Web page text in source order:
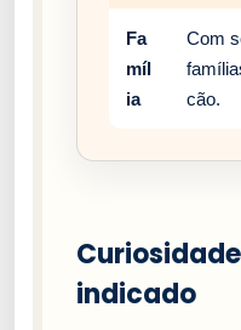
Fa
míl
ia
Com
cão.
indicado